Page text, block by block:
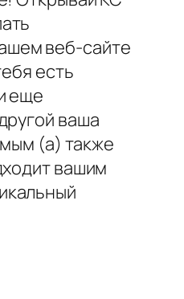
веб-сайте
есть
еще
ваша
(а) также
вашим